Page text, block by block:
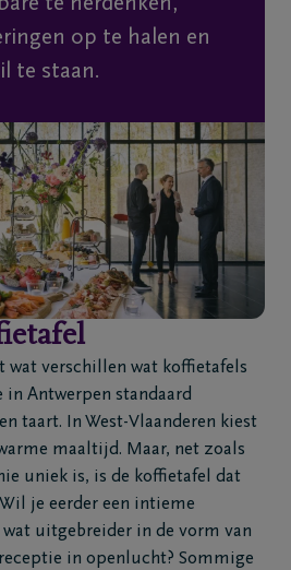
te herdenken,
op te halen en
te staan.
wat verschillen wat koffietafels
in Antwerpen standaard
taart. In West-Vlaanderen kiest
maaltijd. Maar, net zoals
uniek is, is de koffietafel dat
je eerder een intieme
uitgebreider in de vorm van
in openlucht? Sommige